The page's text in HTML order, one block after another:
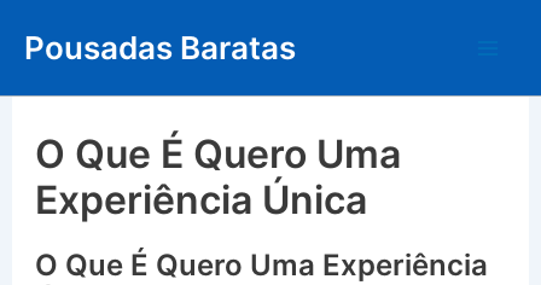
content
Pousadas Baratas
O Que É Quero Uma
Experiência Única
O Que É Quero Uma Experiência